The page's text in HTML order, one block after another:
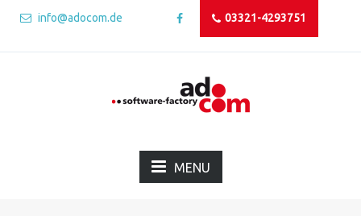
info@adocom.de 03321-4293751
MENU